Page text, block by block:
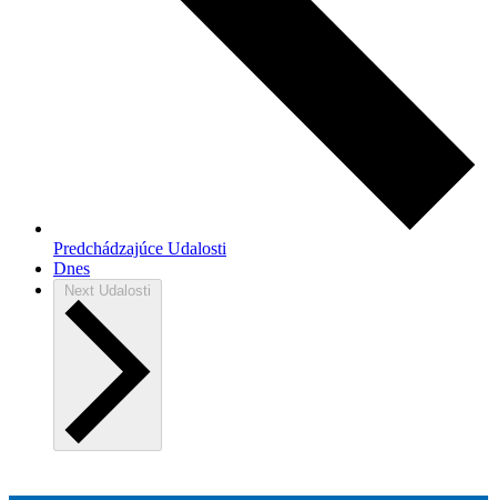
Predchádzajúce Udalosti
Dnes
Next Udalosti